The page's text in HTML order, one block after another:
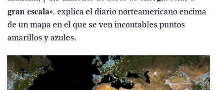
gran escala», explica el diario norteamericano encima
de un mapa en el que se ven incontables puntos
amarillos y azules.